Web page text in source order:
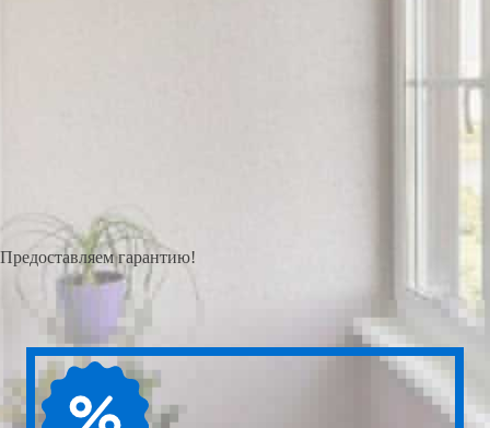
Предоставляем гарантию!